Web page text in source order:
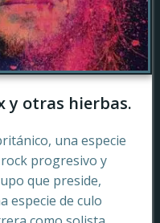
y otras hierbas.
una especie
progresivo y
que preside,
especie de culo